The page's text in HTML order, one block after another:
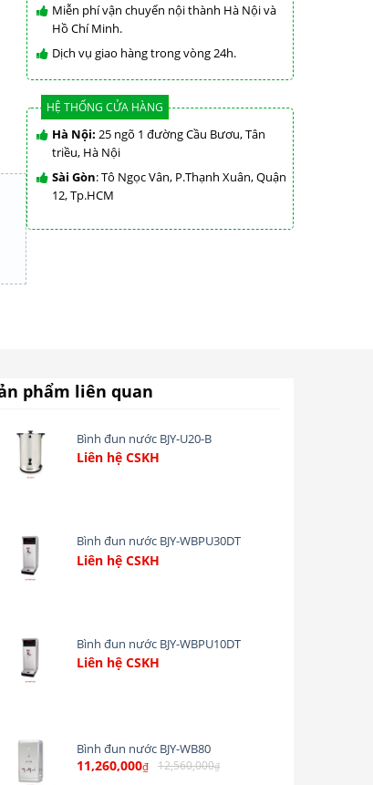
Miễn phí vận chuyển nội thành Hà Nội và
Hồ Chí Minh.
Dịch vụ giao hàng trong vòng 24h.
HỆ THỐNG CỬA HÀNG
Hà Nội:25 ngõ 1 đường Cầu Bươu, Tân
triều, Hà Nội
Sài Gòn: Tô Ngọc Vân, P.Thạnh Xuân, Quận
12, Tp.HCM
phẩm liên quan
Bình đun nước BJY-U20-B
Liên hệ CSKH
Bình đun nước BJY-WBPU30DT
Liên hệ CSKH
Bình đun nước BJY-WBPU10DT
Liên hệ CSKH
Bình đun nước BJY-WB80
11,260,000₫ 12,560,000₫